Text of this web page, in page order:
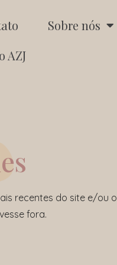
Sobre nós
AZJ
recentes do site e/ou o
fora.